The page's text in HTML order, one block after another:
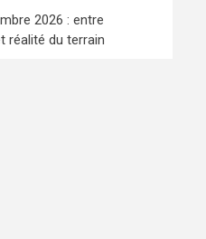
2026 : entre
réalité du terrain